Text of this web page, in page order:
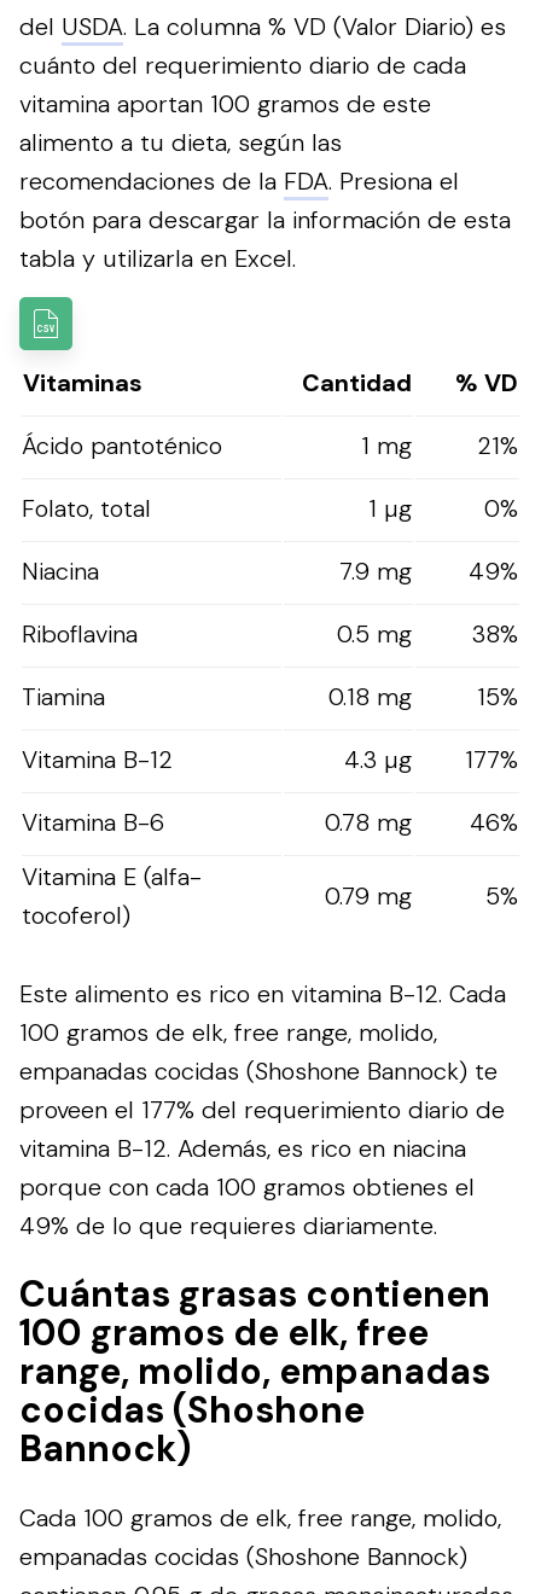
del USDA. La columna % VD (Valor Diario) es
cuánto del requerimiento diario de cada
vitamina aportan 100 gramos de este
alimento a tu dieta, según las
recomendaciones de la FDA. Presiona el
botón para descargar la información de esta
tabla y utilizarla en Excel.
Vitaminas Cantidad
% VD
Ácido pantoténico
1 mg
21%
Folato, total
1 µg
0%
Niacina
7.9 mg
49%
Riboflavina
0.5 mg
38%
Tiamina
0.18 mg
15%
Vitamina B-12
4.3 µg
177%
Vitamina B-6
0.78 mg
46%
Vitamina E (alfa-
tocoferol)
0.79 mg 5%
Este alimento es rico en vitamina B-12. Cada
100 gramos de elk, free range, molido,
empanadas cocidas (Shoshone Bannock) te
proveen el 177% del requerimiento diario de
vitamina B-12. Además, es rico en niacina
porque con cada 100 gramos obtienes el
49% de lo que requieres diariamente.
Cuántas grasas contienen
100 gramos de elk, free
range, molido, empanadas
cocidas (Shoshone
Bannock)
Cada 100 gramos de elk, free range, molido,
empanadas cocidas (Shoshone Bannock)